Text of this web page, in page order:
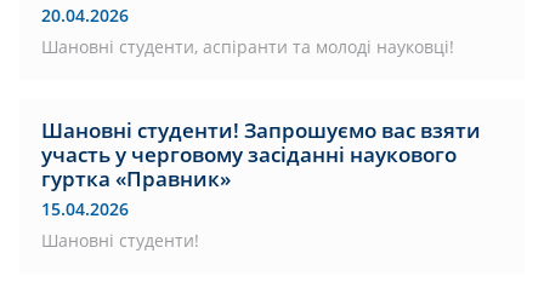
20.04.2026
Шановні студенти, аспіранти та молоді науковці!
Шановні студенти! Запрошуємо вас взяти
участь у черговому засіданні наукового
гуртка «Правник»
15.04.2026
Шановні студенти!